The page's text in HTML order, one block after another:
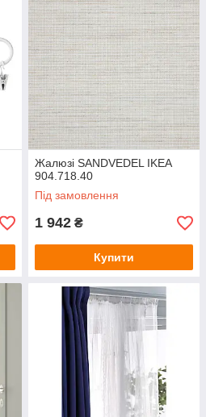
Жалюзі SANDVEDEL IKEA
904.718.40
Під замовлення
1 942 ₴
Купити